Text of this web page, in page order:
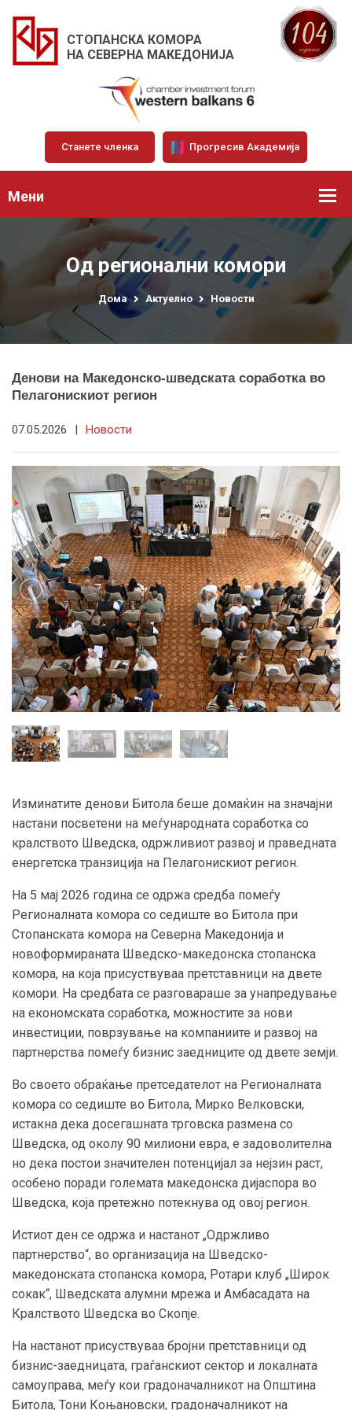
СТОПАНСКА КОМОРА
НА СЕВЕРНА МАКЕДОНИЈА
Станете членка Прогресив Академија
Мени
Од регионални комори
Дома Актуелно Новости
Денови на Македонско-шведската соработка во
Пелагонискиот регион
07.05.2026 | Новости
Изминатите денови Битола беше домаќин на значајни
настани посветени на меѓународната соработка со
кралството Шведска, одржливиот развој и праведната
енергетска транзиција на Пелагонискиот регион.
На 5 мај 2026 година се одржа средба помеѓу
Регионалната комора со седиште во Битола при
Стопанската комора на Северна Македонија и
новоформираната Шведско-македонска стопанска
комора, на која присуствуваа претставници на двете
комори. На средбата се разговараше за унапредување
на економската соработка, можностите за нови
инвестиции, поврзување на компаниите и развој на
партнерства помеѓу бизнис заедниците од двете земји.
Во своето обраќање претседателот на Регионалната
комора со седиште во Битола, Мирко Велковски,
истакна дека досегашната трговска размена со
Шведска, од околу 90 милиони евра, е задоволителна
но дека постои значителен потенцијал за нејзин раст,
особено поради големата македонска дијаспора во
Шведска, која претежно потекнува од овој регион.
Истиот ден се одржа и настанот „Одржливо
партнерство“, во организација на Шведско-
македонската стопанска комора, Ротари клуб „Широк
сокак“, Шведската алумни мрежа и Амбасадата на
Кралството Шведска во Скопје.
На настанот присуствуваа бројни претставници од
бизнис-заедницата, граѓанскиот сектор и локалната
самоуправа, меѓу кои градоначалникот на Општина
Битола, Тони Коњановски, градоначалникот на